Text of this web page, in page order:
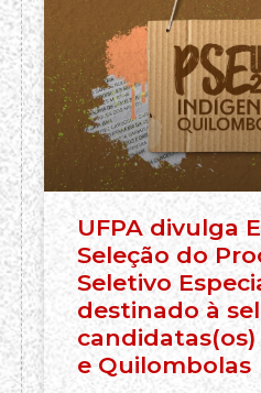
UFPA divulga
Seleção do
Seletivo
destinado à
e Quilombolas